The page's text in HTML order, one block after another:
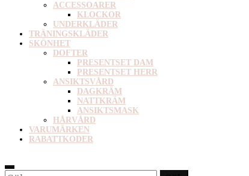
ACCESSOARER
KLOCKOR
UNDERKLÄDER
TRÄNINGSKLÄDER
SKÖNHET
DOFTER
PRESENTSET DAM
PRESENTSET HERR
ANSIKTSVÅRD
DAGKRÄM
NATTKRÄM
ANSIKTSMASK
HÅRVÅRD
VARUMÄRKEN
RABATTKODER